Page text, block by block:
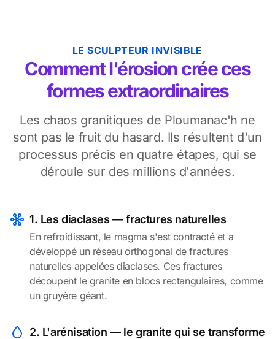
LE SCULPTEUR INVISIBLE
Comment l'érosion crée ces
formes extraordinaires
Les chaos granitiques de Ploumanac'h ne
sont pas le fruit du hasard. Ils résultent d'un
processus précis en quatre étapes, qui se
déroule sur des millions d'années.
1. Les diaclases — fractures naturelles
En refroidissant, le magma s'est contracté et a
développé un réseau orthogonal de fractures
naturelles appelées diaclases. Ces fractures
découpent le granite en blocs rectangulaires, comme
un gruyère géant.
2. L'arénisation — le granite qui se transforme